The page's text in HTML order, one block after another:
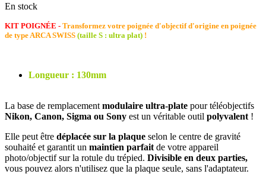
En stock
KIT POIGNÉE - Transformez votre poignée d'objectif d'origine en poignée
de type ARCA SWISS (taille S : ultra plat) !
Longueur : 130mm
La base de remplacement modulaire ultra-plate pour téléobjectifs
Nikon, Canon, Sigma ou Sony est un véritable outil polyvalent !
Elle peut être déplacée sur la plaque selon le centre de gravité
souhaité et garantit un maintien parfait de votre appareil
photo/objectif sur la rotule du trépied. Divisible en deux parties,
vous pouvez alors n'utilisez que la plaque seule, sans l'adaptateur.